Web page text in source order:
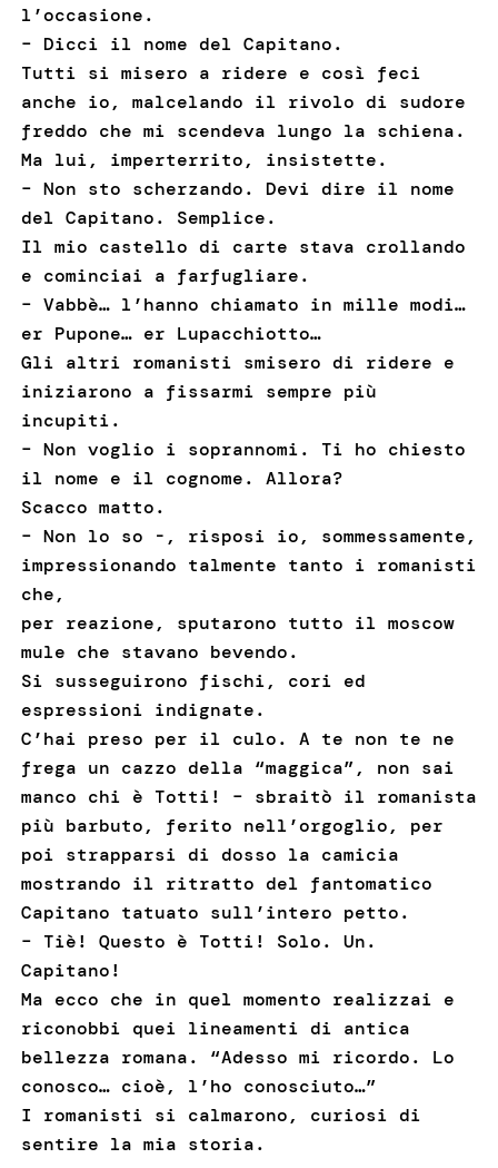
l’occasione.
– Dicci il nome del Capitano.
Tutti si misero a ridere e così feci
anche io, malcelando il rivolo di sudore
freddo che mi scendeva lungo la schiena.
Ma lui, imperterrito, insistette.
– Non sto scherzando. Devi dire il nome
del Capitano. Semplice.
Il mio castello di carte stava crollando
e cominciai a farfugliare.
– Vabbè… l’hanno chiamato in mille modi…
er Pupone… er Lupacchiotto…
Gli altri romanisti smisero di ridere e
iniziarono a fissarmi sempre più
incupiti.
– Non voglio i soprannomi. Ti ho chiesto
il nome e il cognome. Allora?
Scacco matto.
– Non lo so -, risposi io, sommessamente,
impressionando talmente tanto i romanisti
che,
per reazione, sputarono tutto il moscow
mule che stavano bevendo.
Si susseguirono fischi, cori ed
espressioni indignate.
C’hai preso per il culo. A te non te ne
frega un cazzo della “maggica”, non sai
manco chi è Totti! – sbraitò il romanista
più barbuto, ferito nell’orgoglio, per
poi strapparsi di dosso la camicia
mostrando il ritratto del fantomatico
Capitano tatuato sull’intero petto.
– Tiè! Questo è Totti! Solo. Un.
Capitano!
Ma ecco che in quel momento realizzai e
riconobbi quei lineamenti di antica
bellezza romana. “Adesso mi ricordo. Lo
conosco… cioè, l’ho conosciuto…”
I romanisti si calmarono, curiosi di
sentire la mia storia.